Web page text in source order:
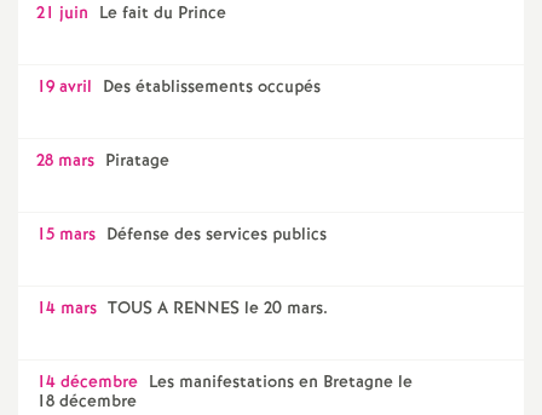
21 juin Le fait du Prince
19 avril Des établissements occupés
28 mars Piratage
15 mars Défense des services publics
14 mars TOUS A RENNES le 20 mars.
14 décembre Les manifestations en Bretagne le
18 décembre